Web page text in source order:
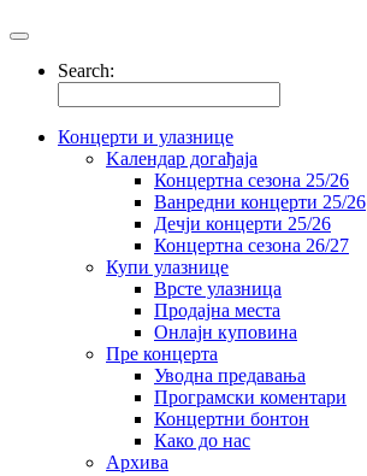
Search:
Концерти и улазнице
Kалендар догађаја
Концертна сезона 25/26
Ванредни концерти 25/26
Дечји концерти 25/26
Концертна сезона 26/27
Купи улазнице
Врсте улазница
Продајна места
Oнлајн куповинa
Пре концерта
Уводна предавања
Програмски коментари
Концертни бонтон
Како до нас
Архива